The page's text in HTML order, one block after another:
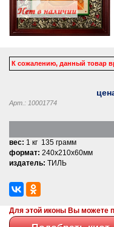
К сожалению, данный товар
Арт.: 10001774
вес: 1 кг 135 грамм
формат: 240x210x60мм
издатель: ТИЛЬ
Для этой иконы Вы можете